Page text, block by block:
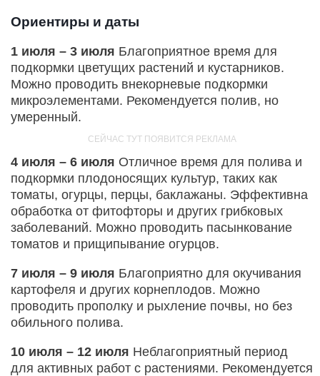
Ориентиры и даты
1 июля – 3 июля Благоприятное время для
подкормки цветущих растений и кустарников.
Можно проводить внекорневые подкормки
микроэлементами. Рекомендуется полив, но
умеренный.
4 июля – 6 июля Отличное время для полива и
подкормки плодоносящих культур, таких как
томаты, огурцы, перцы, баклажаны. Эффективна
обработка от фитофторы и других грибковых
заболеваний. Можно проводить пасынкование
томатов и прищипывание огурцов.
7 июля – 9 июля Благоприятно для окучивания
картофеля и других корнеплодов. Можно
проводить прополку и рыхление почвы, но без
обильного полива.
10 июля – 12 июля Неблагоприятный период
для активных работ с растениями. Рекомендуется